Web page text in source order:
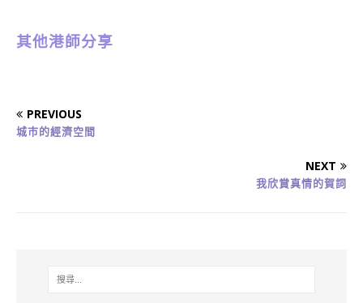
其他港師分享
PREVIOUS
城巿的經濟空間
NEXT
我欣賞真情的賀詞